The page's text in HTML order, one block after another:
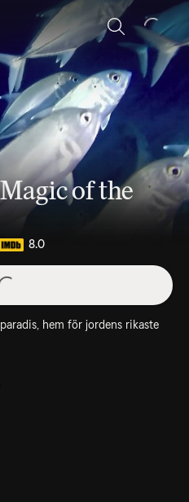
Sök
of the
8.0
hem för jordens rikaste